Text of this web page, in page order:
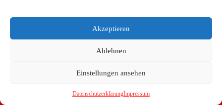
Akzeptieren
Ablehnen
Einstellungen ansehen
DatenschutzerklärungImpressum